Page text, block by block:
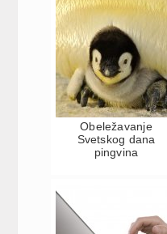
Obeležavanje
Svetskog dana
pingvina